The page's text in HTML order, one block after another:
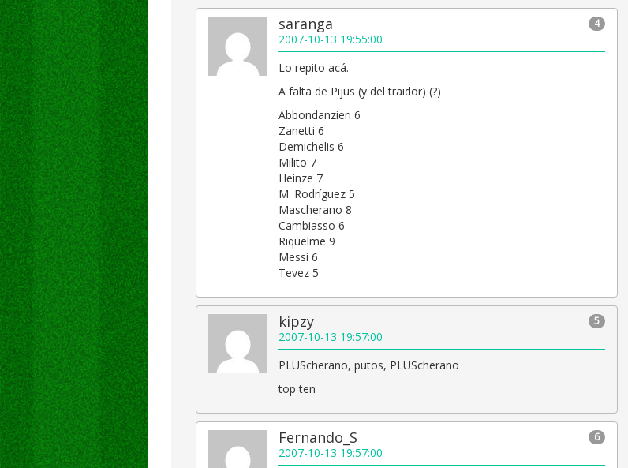
4
saranga
2007-10-13 19:55:00
Lo repito acá.
A falta de Pijus (y del traidor) (?)
Abbondanzieri 6
Zanetti 6
Demichelis 6
Milito 7
Heinze 7
M. Rodríguez 5
Mascherano 8
Cambiasso 6
Riquelme 9
Messi 6
Tevez 5
5
kipzy
2007-10-13 19:57:00
PLUScherano, putos, PLUScherano
top ten
6
Fernando_S
2007-10-13 19:57:00